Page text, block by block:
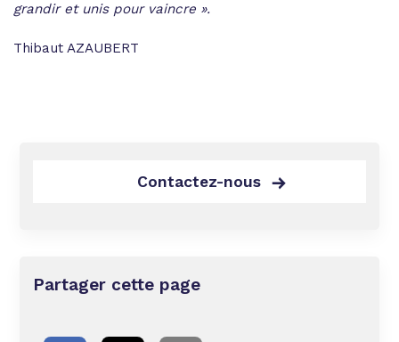
grandir et unis pour vaincre ».
Thibaut AZAUBERT
Contactez-nous
Partager cette page